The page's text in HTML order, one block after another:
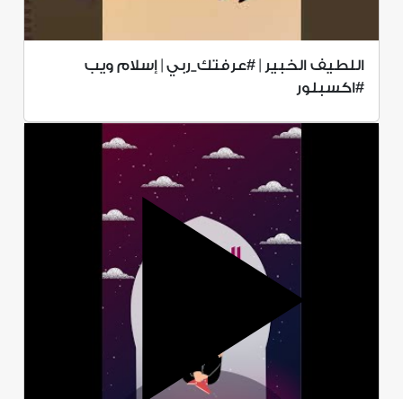
اللطيف الخبير | #عرفتك_ربي | إسلام ويب
#اكسبلور